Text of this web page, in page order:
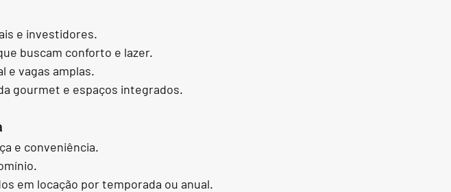
e investidores.
buscam conforto e lazer.
e vagas amplas.
gourmet e espaços integrados.
e conveniência.
em locação por temporada ou anual.